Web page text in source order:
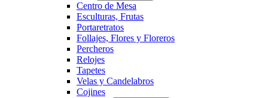
Centro de Mesa
Esculturas, Frutas
Portaretratos
Follajes, Flores y Floreros
Percheros
Relojes
Tapetes
Velas y Candelabros
Cojines